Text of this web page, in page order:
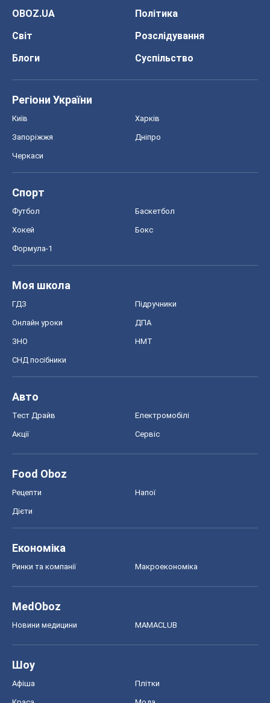
OBOZ.UA
Політика
Світ
Розслідування
Блоги
Суспільство
Регіони України
Київ Харків
Запоріжжя Дніпро
Черкаси
Спорт
Футбол Баскетбол
Хокей Бокс
Формула-1
Моя школа
ГДЗ Підручники
Онлайн уроки ДПА
ЗНО НМТ
СНД посібники
Авто
Тест Драйв Електромобілі
Акції Сервіс
Food Oboz
Рецепти Напої
Дієти
Економіка
Ринки та компанії Макроекономіка
MedOboz
Новини медицини MAMACLUB
Шоу
Афіша Плітки